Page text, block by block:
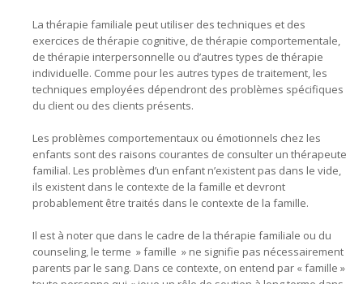
La thérapie familiale peut utiliser des techniques et des
exercices de thérapie cognitive, de thérapie comportementale,
de thérapie interpersonnelle ou d’autres types de thérapie
individuelle. Comme pour les autres types de traitement, les
techniques employées dépendront des problèmes spécifiques
du client ou des clients présents.
Les problèmes comportementaux ou émotionnels chez les
enfants sont des raisons courantes de consulter un thérapeute
familial. Les problèmes d’un enfant n’existent pas dans le vide,
ils existent dans le contexte de la famille et devront
probablement être traités dans le contexte de la famille.
Il est à noter que dans le cadre de la thérapie familiale ou du
counseling, le terme » famille » ne signifie pas nécessairement
parents par le sang. Dans ce contexte, on entend par « famille »